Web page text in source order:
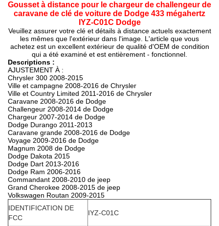
Gousset à distance pour le chargeur de challengeur de
caravane de clé de voiture de Dodge 433 mégahertz
IYZ-C01C Dodge
Veuillez assurer votre clé et détails à distance actuels exactement
les mêmes que l'extérieur dans l'image. L'article que vous
achetez est un excellent extérieur de qualité d'OEM de condition
qui a été examiné et est entièrement - fonctionnel.
Descriptions :
AJUSTEMENT À :
Chrysler 300 2008-2015
Ville et campagne 2008-2016 de Chrysler
Ville et Country Limited 2011-2016 de Chrysler
Caravane 2008-2016 de Dodge
Challengeur 2008-2014 de Dodge
Chargeur 2007-2014 de Dodge
Dodge Durango 2011-2013
Caravane grande 2008-2016 de Dodge
Voyage 2009-2016 de Dodge
Magnum 2008 de Dodge
Dodge Dakota 2015
Dodge Dart 2013-2016
Dodge Ram 2006-2016
Commandant 2008-2010 de jeep
Grand Cherokee 2008-2015 de jeep
Volkswagen Routan 2009-2015
IDENTIFICATION DE
FCC
IYZ-C01C